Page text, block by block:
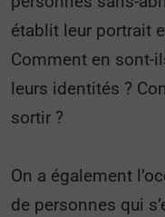
établit leur portrait
Comment en sont-
leurs identités ?
sortir ?
On a également
de personnes qui